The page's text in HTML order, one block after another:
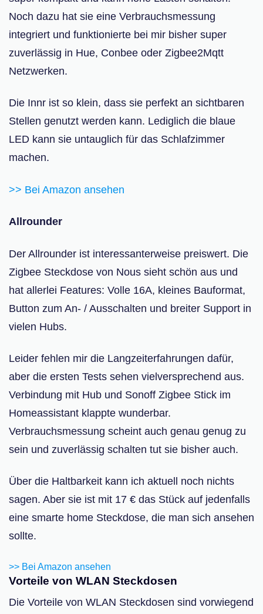
Noch dazu hat sie eine Verbrauchsmessung
integriert und funktionierte bei mir bisher super
zuverlässig in Hue, Conbee oder Zigbee2Mqtt
Netzwerken.
Die Innr ist so klein, dass sie perfekt an sichtbaren
Stellen genutzt werden kann. Lediglich die blaue
LED kann sie untauglich für das Schlafzimmer
machen.
>> Bei Amazon ansehen
Allrounder
Der Allrounder ist interessanterweise preiswert. Die
Zigbee Steckdose von Nous sieht schön aus und
hat allerlei Features: Volle 16A, kleines Bauformat,
Button zum An- / Ausschalten und breiter Support in
vielen Hubs.
Leider fehlen mir die Langzeiterfahrungen dafür,
aber die ersten Tests sehen vielversprechend aus.
Verbindung mit Hub und Sonoff Zigbee Stick im
Homeassistant klappte wunderbar.
Verbrauchsmessung scheint auch genau genug zu
sein und zuverlässig schalten tut sie bisher auch.
Über die Haltbarkeit kann ich aktuell noch nichts
sagen. Aber sie ist mit 17 € das Stück auf jedenfalls
eine smarte home Steckdose, die man sich ansehen
sollte.
>> Bei Amazon ansehen
Vorteile von WLAN Steckdosen
Die Vorteile von WLAN Steckdosen sind vorwiegend